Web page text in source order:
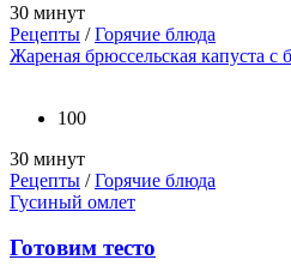
30 минут
Рецепты /Горячие блюда
Жареная брюссельская капуста с
100
30 минут
Рецепты /Горячие блюда
Гусиный омлет
Готовим тесто